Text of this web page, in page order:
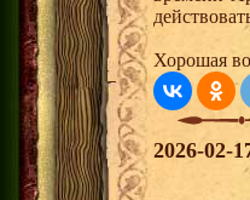
Хорошая
2026-02-